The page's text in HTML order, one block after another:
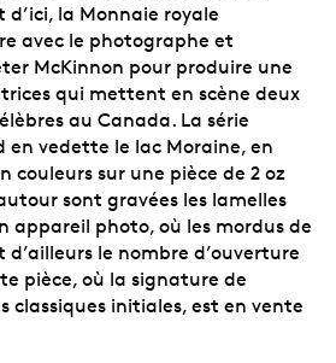
la Monnaie royale
avec le photographe et
McKinnon pour produire une
qui mettent en scène deux
au Canada. La série
vedette le lac Moraine, en
couleurs sur une pièce de 2 oz
sont gravées les lamelles
appareil photo, où les mordus de
le nombre d’ouverture
pièce, où la signature de
classiques initiales, est en vente